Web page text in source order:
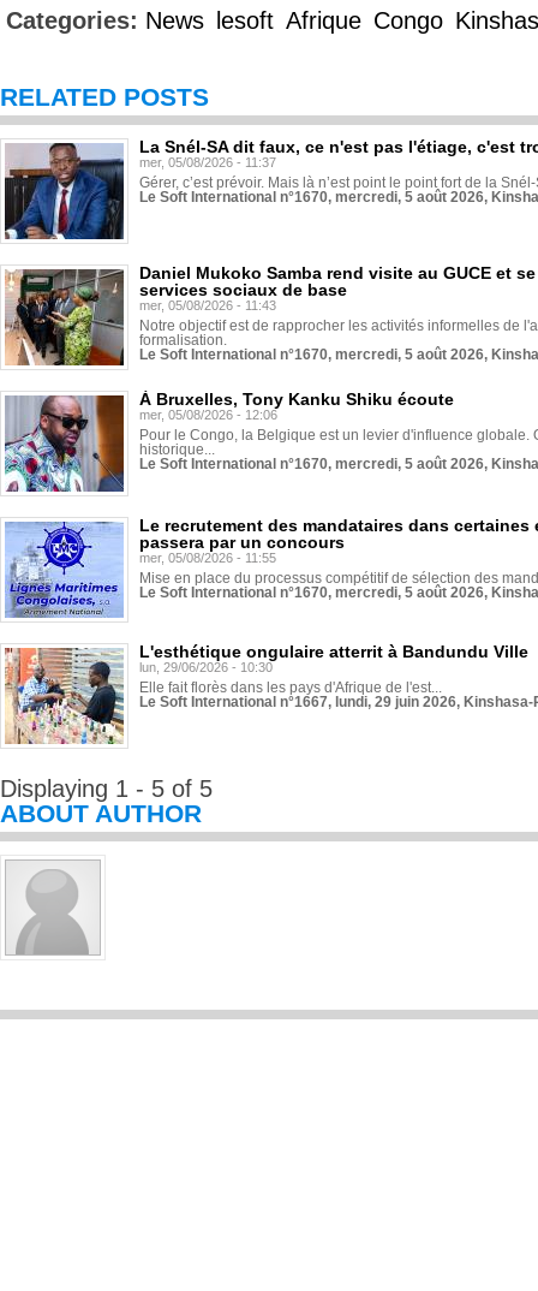
Categories: News lesoft Afrique Congo
RELATED POSTS
La Snél-SA dit faux, ce n'est pas l'étiage, c'est
mer, 05/08/2026 - 11:37
Gérer, c’est prévoir. Mais là n’est point le point fort de la
Le Soft International n°1670, mercredi, 5 août 2026,
Daniel Mukoko Samba rend visite au GUCE et
services sociaux de base
mer, 05/08/2026 - 11:43
Notre objectif est de rapprocher les activités informelles de
formalisation.
Le Soft International n°1670, mercredi, 5 août 2026,
À Bruxelles, Tony Kanku Shiku écoute
mer, 05/08/2026 - 12:06
Pour le Congo, la Belgique est un levier d'influence globale.
historique...
Le Soft International n°1670, mercredi, 5 août 2026,
Le recrutement des mandataires dans
passera par un concours
mer, 05/08/2026 - 11:55
Mise en place du processus compétitif de sélection des
Le Soft International n°1670, mercredi, 5 août 2026,
L'esthétique ongulaire atterrit à Bandundu Ville
lun, 29/06/2026 - 10:30
Elle fait florès dans les pays d'Afrique de l'est...
Le Soft International n°1667, lundi, 29 juin 2026,
Displaying 1 - 5 of 5
ABOUT AUTHOR